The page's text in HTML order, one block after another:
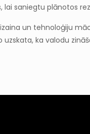
lai saniegtu plānotos
un tehnoloģiju
ka valodu